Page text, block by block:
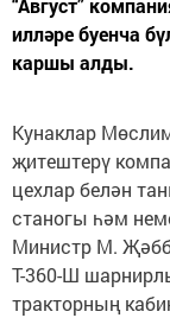
“Август”
илләре буенча
каршы алды.
Кунаклар
җитештерү
цехлар белән
станогы һәм
Министр М.
Т-360-Ш
тракторның